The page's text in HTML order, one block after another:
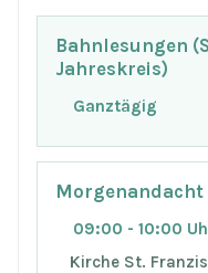
Bahnlesungen
Jahreskreis)
Ganztägig
09:00 - 10:00
Kirche St.